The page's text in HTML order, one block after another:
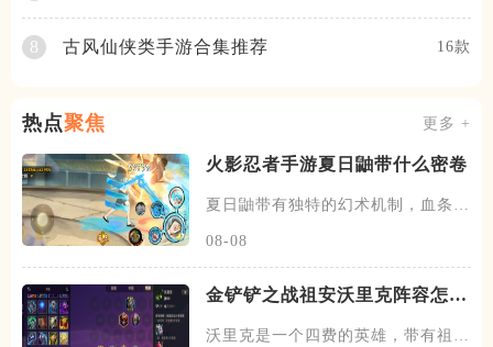
8 古风仙侠类手游合集推荐 16款
热点聚焦 更多 +
火影忍者手游夏日鼬带什么密卷
夏日鼬带有独特的幻术机制，血条下
08-08
金铲铲之战祖安沃里克阵容怎么
沃里克是一个四费的英雄，带有祖安